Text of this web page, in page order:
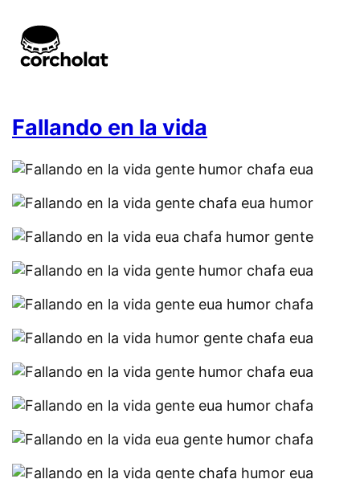
Fallando en la vida